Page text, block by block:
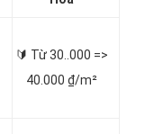
🔰 Từ30..000 =>
40.000 ₫/m²